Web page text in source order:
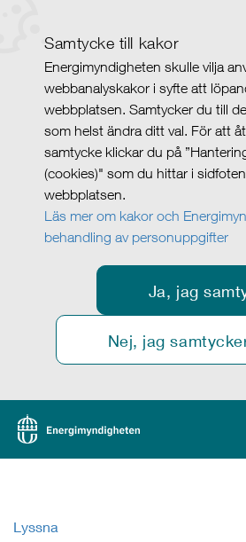
Samtycke till kakor
Energimyndigheten skulle vilja
webbanalyskakor i syfte att
webbplatsen. Samtycker du till
som helst ändra ditt val. För att
samtycke klickar du på
(cookies)" som du hittar i
webbplatsen.
Läs mer om kakor och
behandling av personuppgifter
Ja, jag
Nej, jag
Lyssna